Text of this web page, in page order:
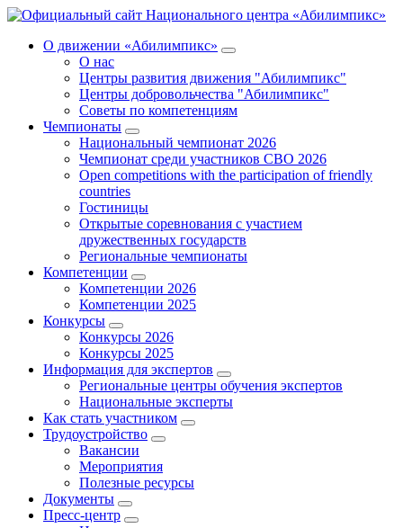
О движении «Абилимпикс»
О нас
Центры развития движения "Абилимпикс"
Центры добровольчества "Абилимпикс"
Советы по компетенциям
Чемпионаты
Национальный чемпионат 2026
Чемпионат среди участников СВО 2026
Open competitions with the participation of friendly
countries
Гостиницы
Открытые соревнования с участием
дружественных государств
Региональные чемпионаты
Компетенции
Компетенции 2026
Компетенции 2025
Конкурсы
Конкурсы 2026
Конкурсы 2025
Информация для экспертов
Региональные центры обучения экспертов
Национальные эксперты
Как стать участником
Трудоустройство
Вакансии
Мероприятия
Полезные ресурсы
Документы
Пресс-центр